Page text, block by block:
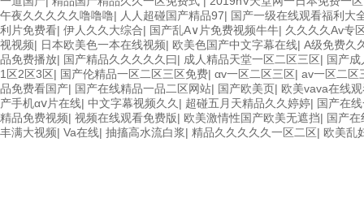
午夜久久久久久噜噜噜| 人人超碰国产精品97| 国产一级在线观看福利大
利片免费看| 伊人久久大综合| 国产乱A∨片免费视频牛牛| 久久久久Av专
视视频| 日本欧美色一本在线视频| 欧美色国产中文字幕在线| A级免费久
品免费播放| 国产精品久久久久久曰| 成人精品天堂一区二区三区| 国产
1区2区3区| 国产伦精品一区二区三区免费| αv一区二区三区| av一区二区
品免费看国产| 国产在线精品一品二区网站| 国产欧美页| 欧美vava在线
产手机αⅴ片在线| 中文字幕视频久久 | 超碰五月天精品久久婷婷| 国产在
精品免费视频| 视频在线观看免费版| 欧美激情性国产欧美无遮挡| 国产
丰满大视频| Va在线| 抽搐高水流白浆| 精品久久久久久一区二区| 欧美乱